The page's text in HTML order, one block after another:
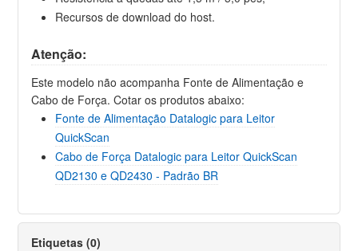
Recursos de download do host.
Atenção:
Este modelo não acompanha Fonte de Alimentação e
Cabo de Força. Cotar os produtos abaixo:
Fonte de Alimentação Datalogic para Leitor
QuickScan
Cabo de Força Datalogic para Leitor QuickScan
QD2130 e QD2430 - Padrão BR
Etiquetas (0)